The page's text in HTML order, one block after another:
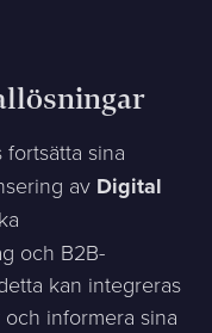
fortsätta sina
av Digital
och B2B-
kan integreras
informera sina